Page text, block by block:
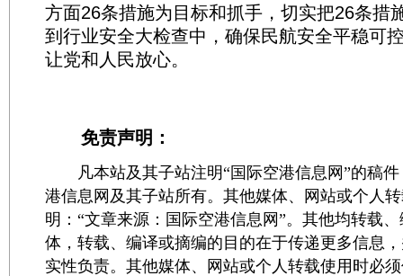
方面26条措施为目标和抓手，切实把26条措
到行业安全大检查中，确保民航安全平稳可
让党和人民放心。
免责声明：
凡本站及其子站注明“国际空港信息网”的稿件
港信息网及其子站所有。其他媒体、网站或个人
明：“文章来源：国际空港信息网”。其他均转载
体，转载、编译或摘编的目的在于传递更多信息
实性负责。其他媒体、网站或个人转载使用时必